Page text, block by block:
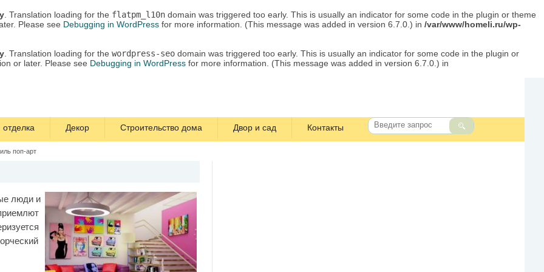
. Translation loading for the flatpm_l10n domain was triggered too early. This is usually an indicator for some code in the plugin or theme
Please see Debugging in WordPress for more information. (This message was added in version 6.7.0.) in /var/www/homeli.ru/wp-
. Translation loading for the wordpress-seo domain was triggered too early. This is usually an indicator for some code in the plugin or
or later. Please see Debugging in WordPress for more information. (This message was added in version 6.7.0.) in
Декор Строительство дома Двор и сад Контакты
поп-арт
люди и